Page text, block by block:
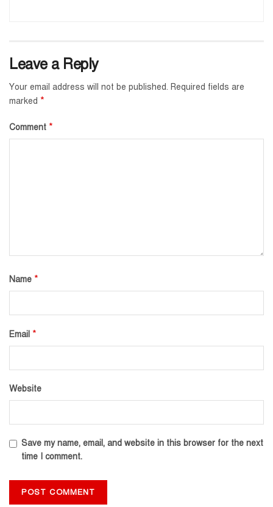
Leave a Reply
Your email address will not be published. Required fields are
marked *
Comment *
Name *
Email *
Website
Save my name, email, and website in this browser for the next
time I comment.